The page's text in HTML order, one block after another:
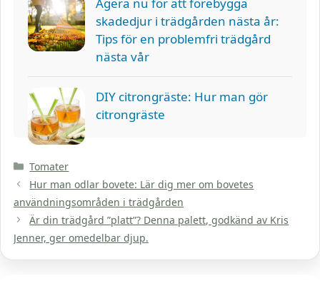
skadedjur i trädgården nästa år:
Tips för en problemfri trädgård
nästa vår
DIY citrongräste: Hur man gör
citrongräste
Kategorier
Tomater
Hur man odlar bovete: Lär dig mer om bovetes
användningsområden i trädgården
Är din trädgård ”platt”? Denna palett, godkänd av Kris
Jenner, ger omedelbar djup.